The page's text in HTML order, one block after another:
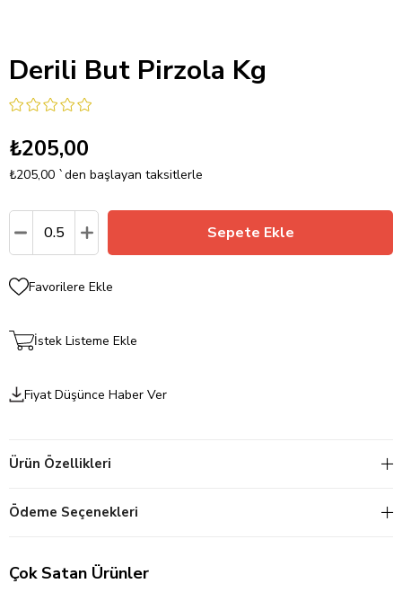
Derili But Pirzola Kg
₺205,00
₺205,00 `den başlayan taksitlerle
Favorilere Ekle
İstek Listeme Ekle
Fiyat Düşünce Haber Ver
Ürün Özellikleri
Ödeme Seçenekleri
Çok Satan Ürünler